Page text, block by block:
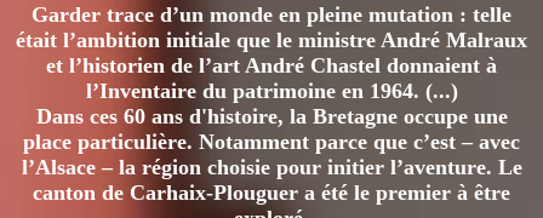
Garder trace d’un monde en pleine mutation : telle
était l’ambition initiale que le ministre André Malraux
et l’historien de l’art André Chastel donnaient à
l’Inventaire du patrimoine en 1964. (...)
Dans ces 60 ans d'histoire, la Bretagne occupe une
place particulière. Notamment parce que c’est – avec
l’Alsace – la région choisie pour initier l’aventure. Le
canton de Carhaix-Plouguer a été le premier à être